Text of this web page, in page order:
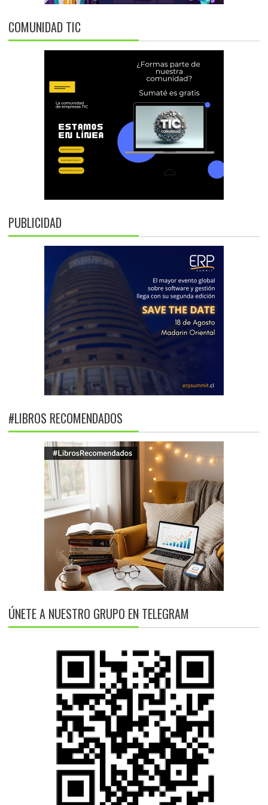
COMUNIDAD TIC
PUBLICIDAD
#LIBROS RECOMENDADOS
ÚNETE A NUESTRO GRUPO EN TELEGRAM